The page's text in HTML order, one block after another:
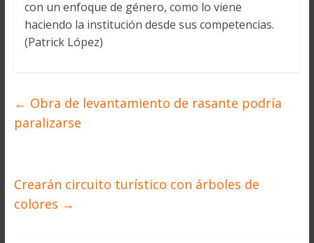
con un enfoque de género, como lo viene
haciendo la institución desde sus competencias.
(Patrick López)
← Obra de levantamiento de rasante podría
paralizarse
Crearán circuito turístico con árboles de
colores →